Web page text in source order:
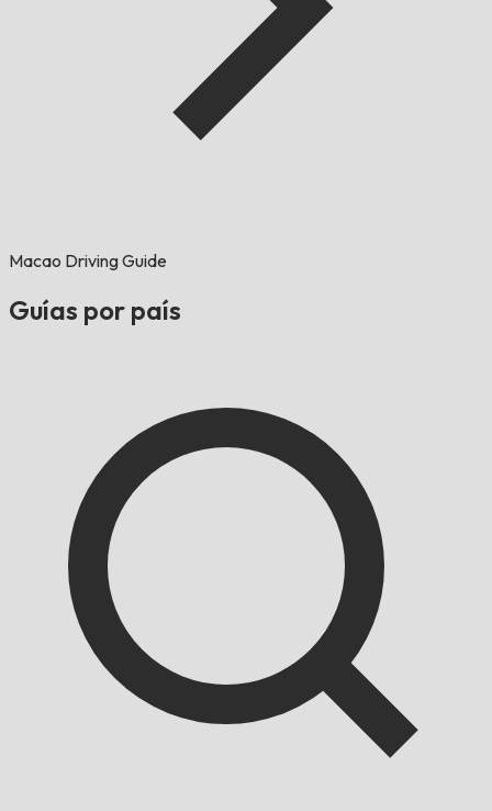
Macao Driving Guide
Guías por país